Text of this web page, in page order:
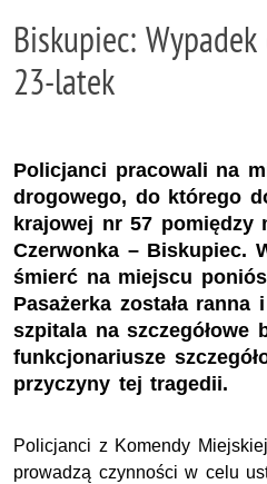
Biskupiec:
23-latek
Policjanci pracowali na
drogowego, do którego
krajowej nr 57 pomiędzy
Czerwonka – Biskupiec.
śmierć na miejscu
Pasażerka została ranna
szpitala na szczegółowe
funkcjonariusze
przyczyny tej tragedii.
Policjanci z Komendy
prowadzą czynności w celu